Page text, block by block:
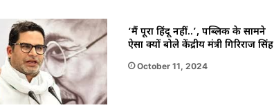
‘मैं पूरा हिंदू नहीं..’, पब्लिक के सामने
ऐसा क्यों बोले केंद्रीय मंत्री गिरिराज सिंह
October 11, 2024